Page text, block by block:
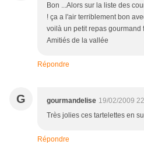
Bon ...Alors sur la liste des
! ça a l'air terriblement bon
voilà un petit repas gourmand
Amitiés de la vallée
Répondre
G gourmandelise 19/02/2009
Très jolies ces tartelettes en
Répondre